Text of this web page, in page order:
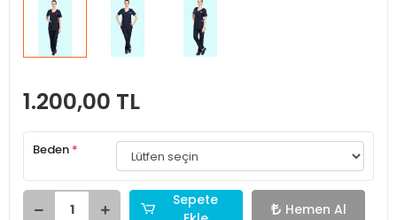
1.200,00 TL
Beden *
Sepete
Hemen Al